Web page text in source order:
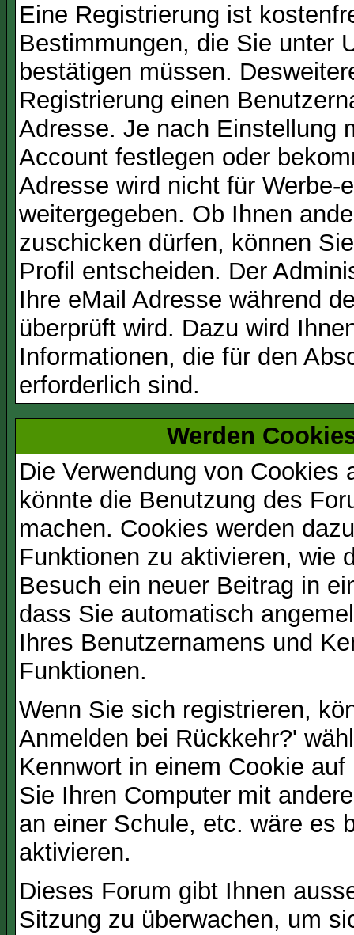
Eine Registrierung ist
Bestimmungen, die Sie unter
bestätigen müssen.
Registrierung einen
Adresse. Je nach Einstellung
Account festlegen oder
Adresse wird nicht für
weitergegeben. Ob Ihnen
zuschicken dürfen, können
Profil entscheiden. Der
Ihre eMail Adresse während
überprüft wird. Dazu wird
Informationen, die für den
erforderlich sind.
Werden
Die Verwendung von
könnte die Benutzung des
machen. Cookies werden
Funktionen zu aktivieren, wie
Besuch ein neuer Beitrag in
dass Sie automatisch
Ihres Benutzernamens und
Funktionen.
Wenn Sie sich registrieren,
Anmelden bei Rückkehr?'
Kennwort in einem Cookie
Sie Ihren Computer mit
an einer Schule, etc. wäre es
aktivieren.
Dieses Forum gibt Ihnen
Sitzung zu überwachen, um